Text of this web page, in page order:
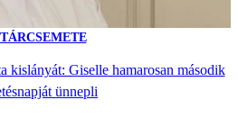
kislányát: Giselle hamarosan második
ünnepli